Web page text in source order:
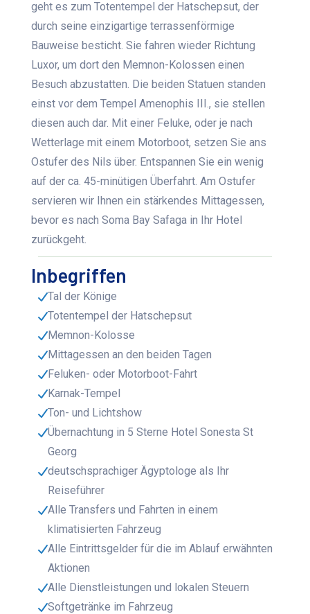
geht es zum Totentempel der Hatschepsut, der
durch seine einzigartige terrassenförmige
Bauweise besticht. Sie fahren wieder Richtung
Luxor, um dort den Memnon-Kolossen einen
Besuch abzustatten. Die beiden Statuen standen
einst vor dem Tempel Amenophis III., sie stellen
diesen auch dar. Mit einer Feluke, oder je nach
Wetterlage mit einem Motorboot, setzen Sie ans
Ostufer des Nils über. Entspannen Sie ein wenig
auf der ca. 45-minütigen Überfahrt. Am Ostufer
servieren wir Ihnen ein stärkendes Mittagessen,
bevor es nach Soma Bay Safaga in Ihr Hotel
zurückgeht.
Inbegriffen
Tal der Könige
Totentempel der Hatschepsut
Memnon-Kolosse
Mittagessen an den beiden Tagen
Feluken- oder Motorboot-Fahrt
Karnak-Tempel
Ton- und Lichtshow
Übernachtung in 5 Sterne Hotel Sonesta St
Georg
deutschsprachiger Ägyptologe als Ihr
Reiseführer
Alle Transfers und Fahrten in einem
klimatisierten Fahrzeug
Alle Eintrittsgelder für die im Ablauf erwähnten
Aktionen
Alle Dienstleistungen und lokalen Steuern
Softgetränke im Fahrzeug